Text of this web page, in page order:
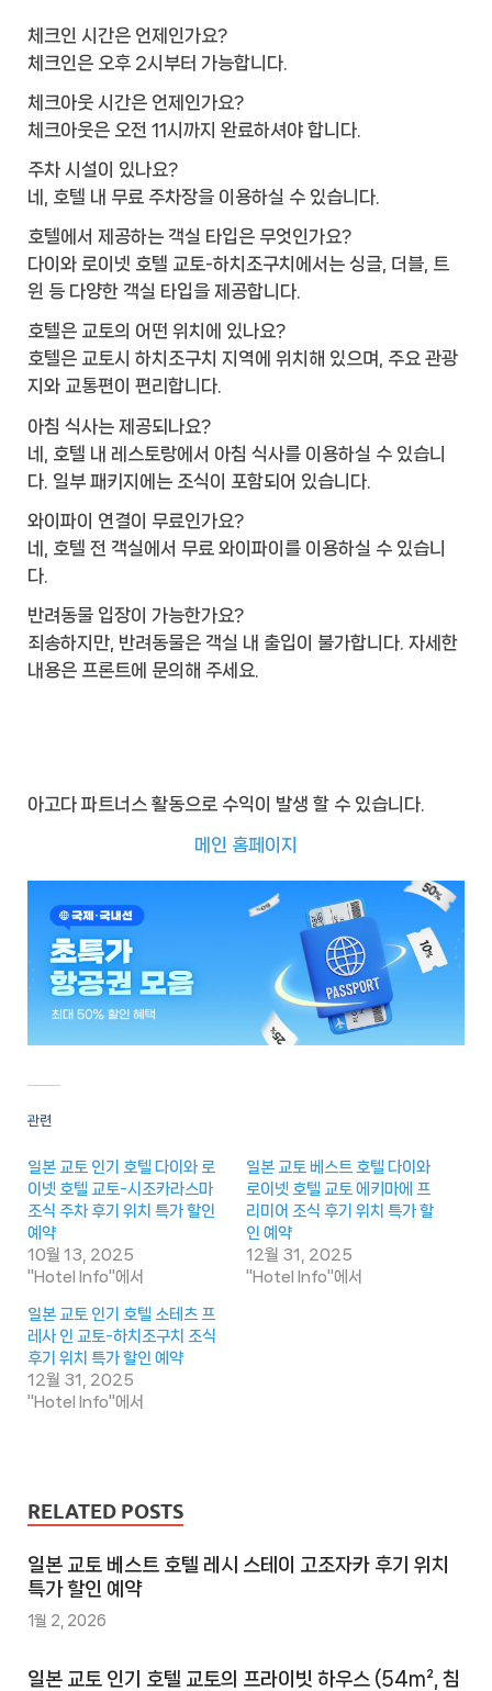
체크인 시간은 언제인가요?
체크인은 오후 2시부터 가능합니다.
체크아웃 시간은 언제인가요?
체크아웃은 오전 11시까지 완료하셔야 합니다.
주차 시설이 있나요?
네, 호텔 내 무료 주차장을 이용하실 수 있습니다.
호텔에서 제공하는 객실 타입은 무엇인가요?
다이와 로이넷 호텔 교토-하치조구치에서는 싱글, 더블, 트
윈 등 다양한 객실 타입을 제공합니다.
호텔은 교토의 어떤 위치에 있나요?
호텔은 교토시 하치조구치 지역에 위치해 있으며, 주요 관광
지와 교통편이 편리합니다.
아침 식사는 제공되나요?
네, 호텔 내 레스토랑에서 아침 식사를 이용하실 수 있습니
다. 일부 패키지에는 조식이 포함되어 있습니다.
와이파이 연결이 무료인가요?
네, 호텔 전 객실에서 무료 와이파이를 이용하실 수 있습니
다.
반려동물 입장이 가능한가요?
죄송하지만, 반려동물은 객실 내 출입이 불가합니다. 자세한
내용은 프론트에 문의해 주세요.
아고다 파트너스 활동으로 수익이 발생 할 수 있습니다.
메인 홈페이지
관련
일본 교토 인기 호텔 다이와 로
이넷 호텔 교토-시조카라스마
조식 주차 후기 위치 특가 할인
예약
10월 13, 2025
"Hotel Info"에서
일본 교토 베스트 호텔 다이와
로이넷 호텔 교토 에키마에 프
리미어 조식 후기 위치 특가 할
인 예약
12월 31, 2025
"Hotel Info"에서
일본 교토 인기 호텔 소테츠 프
레사 인 교토-하치조구치 조식
후기 위치 특가 할인 예약
12월 31, 2025
"Hotel Info"에서
RELATED POSTS
일본 교토 베스트 호텔 레시 스테이 고조자카 후기 위치
특가 할인 예약
1월 2, 2026
일본 교토 인기 호텔 교토의 프라이빗 하우스 (54m², 침